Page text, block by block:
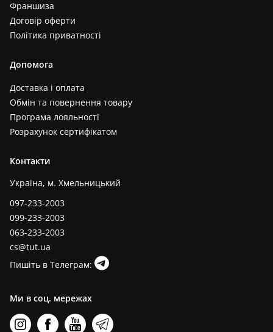
Франшиза
Договір оферти
Політика приватності
Допомога
Доставка і оплата
Обмін та повернення товару
Програма лояльності
Розрахунок сертифікатом
Контакти
Україна, м. Хмельницький
097-233-2003
099-233-2003
063-233-2003
cs@tut.ua
Пишіть в Телеграм:
Ми в соц. мережах